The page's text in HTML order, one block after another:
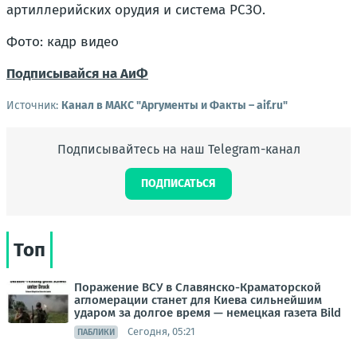
артиллерийских орудия и система РСЗО.
Фото: кадр видео
Подписывайся на АиФ
Источник: Канал в МАКС "Аргументы и Факты – aif.ru"
Подписывайтесь на наш Telegram-канал
ПОДПИСАТЬСЯ
Топ
Поражение ВСУ в Славянско-Краматорской
агломерации станет для Киева сильнейшим
ударом за долгое время — немецкая газета Bild
ПАБЛИКИ Сегодня, 05:21